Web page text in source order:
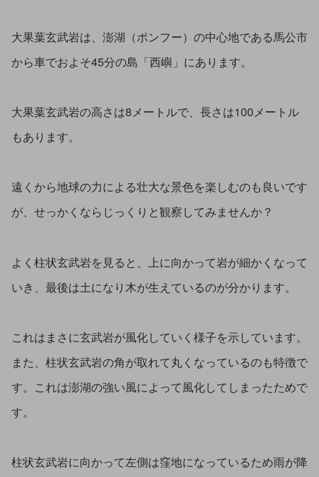
大果葉玄武岩は、澎湖（ポンフー）の中心地である馬公市
から車でおよそ45分の島「西嶼」にあります。
大果葉玄武岩の高さは8メートルで、長さは100メートル
もあります。
遠くから地球の力による壮大な景色を楽しむのも良いです
が、せっかくならじっくりと観察してみませんか？
よく柱状玄武岩を見ると、上に向かって岩が細かくなって
いき、最後は土になり木が生えているのが分かります。
これはまさに玄武岩が風化していく様子を示しています。
また、柱状玄武岩の角が取れて丸くなっているのも特徴で
す。これは澎湖の強い風によって風化してしまったためで
す。
柱状玄武岩に向かって左側は窪地になっているため雨が降